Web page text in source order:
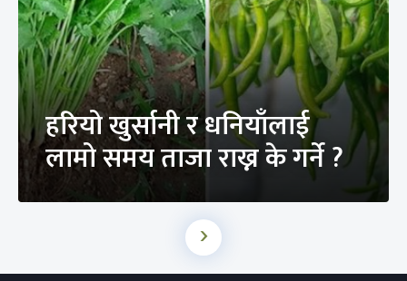
हरियो खुर्सानी र धनियाँलाई
लामो समय ताजा राख्न के गर्ने ?
›